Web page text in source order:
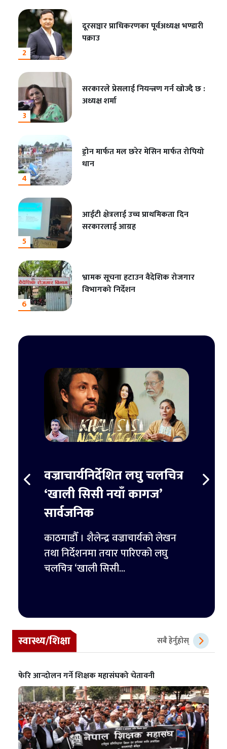
2
दूरसञ्चार प्राधिकरणका पूर्वअध्यक्ष भण्डारी
पक्राउ
3
सरकारले प्रेसलाई नियन्त्रण गर्न खोज्दै छ :
अध्यक्ष शर्मा
4
ड्रोन मार्फत मल छरेर मेसिन मार्फत रोपियो
धान
5
आईटी क्षेत्रलाई उच्च प्राथमिकता दिन
सरकारलाई आग्रह
6
भ्रामक सूचना हटाउन वैदेशिक रोजगार
विभागको निर्देशन
वज्राचार्यनिर्देशित लघु चलचित्र
‘खाली सिसी नयाँ कागज’
सार्वजनिक
काठमाडौँ । शैलेन्द्र वज्राचार्यको लेखन
तथा निर्देशनमा तयार पारिएको लघु
चलचित्र ‘खाली सिसी...
स्वास्थ्य/शिक्षा सबै हेर्नुहोस्
फेरि आन्दोलन गर्ने शिक्षक महासंघको चेतावनी